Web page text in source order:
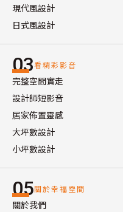
現代風設計
日式風設計
03看精彩影音
完整空間實走
設計師短影音
居家佈置靈感
大坪數設計
小坪數設計
05關於幸福空間
關於我們